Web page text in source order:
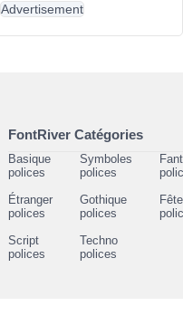
Advertisement
FontRiver Catégories
Basique
polices
Symboles
polices
Étranger
polices
Gothique
polices
Script
polices
Techno
polices